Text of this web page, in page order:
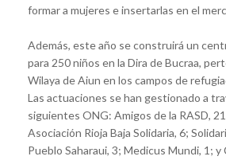
formar a mujeres e insertarlas en el
Además, este año se construirá un
para 250 niños en la Dira de Bucraa,
Wilaya de Aiun en los campos de
Las actuaciones se han gestionado a
siguientes ONG: Amigos de la RASD,
Asociación Rioja Baja Solidaria, 6;
Pueblo Saharaui, 3; Medicus Mundi, 1; y